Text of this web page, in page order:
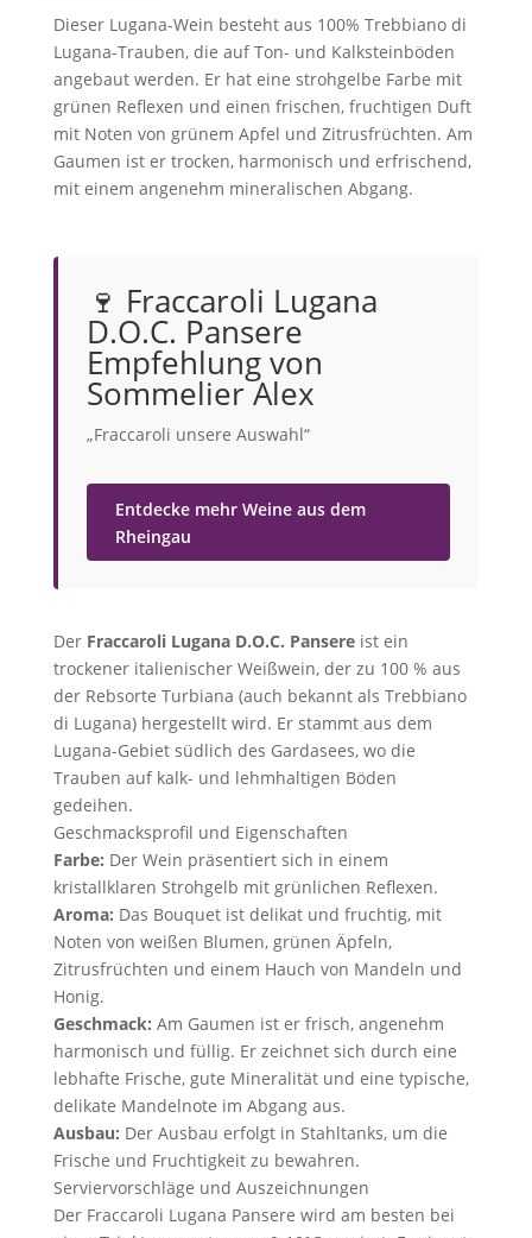
Dieser Lugana-Wein besteht aus 100% Trebbiano di
Lugana-Trauben, die auf Ton- und Kalksteinböden
angebaut werden. Er hat eine strohgelbe Farbe mit
grünen Reflexen und einen frischen, fruchtigen Duft
mit Noten von grünem Apfel und Zitrusfrüchten. Am
Gaumen ist er trocken, harmonisch und erfrischend,
mit einem angenehm mineralischen Abgang.
🍷 Fraccaroli Lugana
D.O.C. Pansere
Empfehlung von
Sommelier Alex
„Fraccaroli unsere Auswahl“
Entdecke mehr Weine aus dem
Rheingau
Der Fraccaroli Lugana D.O.C. Pansereist ein
trockener italienischer Weißwein, der zu 100 % aus
der Rebsorte Turbiana (auch bekannt als Trebbiano
di Lugana) hergestellt wird. Er stammt aus dem
Lugana-Gebiet südlich des Gardasees, wo die
Trauben auf kalk- und lehmhaltigen Böden
gedeihen.
Geschmacksprofil und Eigenschaften
Farbe: Der Wein präsentiert sich in einem
kristallklaren Strohgelb mit grünlichen Reflexen.
Aroma: Das Bouquet ist delikat und fruchtig, mit
Noten von weißen Blumen, grünen Äpfeln,
Zitrusfrüchten und einem Hauch von Mandeln und
Honig.
Geschmack: Am Gaumen ist er frisch, angenehm
harmonisch und füllig. Er zeichnet sich durch eine
lebhafte Frische, gute Mineralität und eine typische,
delikate Mandelnote im Abgang aus.
Ausbau: Der Ausbau erfolgt in Stahltanks, um die
Frische und Fruchtigkeit zu bewahren.
Serviervorschläge und Auszeichnungen
Der Fraccaroli Lugana Pansere wird am besten bei